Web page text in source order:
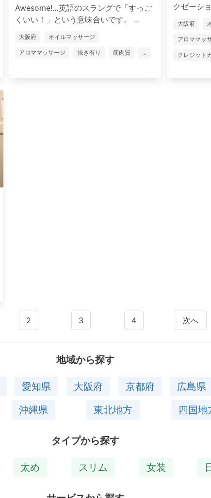
Awesome!…英語のスラングで「すっご
くいい！」という意味合いです。 ...
大阪府 オイルマッサージ
アロママッサージ 抜き有り 筋肉質 ...
クゼーシ
大阪府
アロママッ
クレジット
2 3 4 次へ
地域から探す
愛知県 大阪府 京都府 広島県
沖縄県 東北地方 四国地
タイプから探す
太め スリム 女装